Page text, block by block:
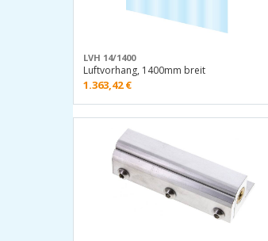
LVH 14/1400
Luftvorhang, 1400mm breit
1.363,42€